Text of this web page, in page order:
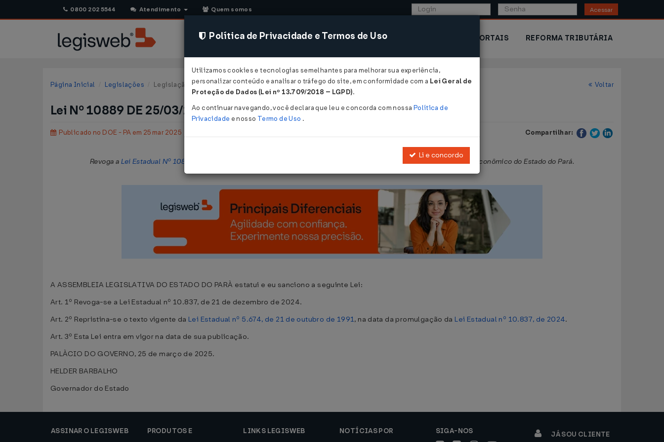
0800 202 5544 Atendimento Quem somos Acessar
CONSULTORIA SISTEMAS COMÉRCIO EXTERIOR PORTAIS REFORMA TRIBUTÁRIA
Página Inicial Legislações Legislação Estadual - Pará Voltar
Lei Nº 10889 DE 25/03/2025
Publicado no DOE - PA em 25 mar 2025 Compartilhar:
Revoga a Lei Estadual Nº 10837/2024 , que dispõe sobre o Fundo de Desenvolvimento Econômico do Estado do Pará.
A ASSEMBLEIA LEGISLATIVA DO ESTADO DO PARÀ estatui e eu sanciono a seguinte Lei:
Art. 1º Revoga-se a Lei Estadual nº 10.837, de 21 de dezembro de 2024.
Art. 2º Repristina-se o texto vigente da Lei Estadual nº 5.674, de 21 de outubro de 1991, na data da promulgação da Lei Estadual nº 10.837, de 2024.
Art. 3º Esta Lei entra em vigor na data de sua publicação.
PALÀCIO DO GOVERNO, 25 de março de 2025.
HELDER BARBALHO
Governador do Estado
ASSINAR O LEGISWEB
PRODUTOS E
LINKS LEGISWEB
NOTÍCIAS POR
SIGA-NOS JÁ SOU CLIENTE
Política de Privacidade e Termos de Uso
Utilizamos cookies e tecnologias semelhantes para melhorar sua experiência,
personalizar conteúdo e analisar o tráfego do site, em conformidade com a Lei Geral de
Proteção de Dados (Lei nº 13.709/2018 – LGPD).
Ao continuar navegando, você declara que leu e concorda com nossa Política de
Privacidade e nosso Termo de Uso .
Li e concordo